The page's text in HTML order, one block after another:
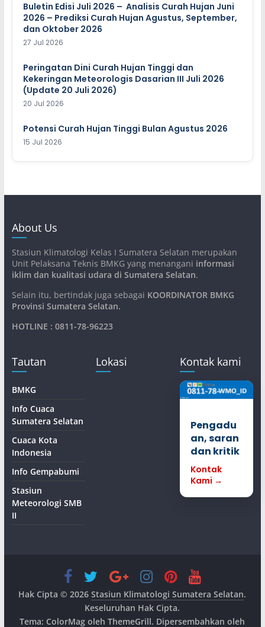
Buletin Edisi Juli 2026 – Analisis Curah Hujan Juni
2026 – Prediksi Curah Hujan Agustus, September,
dan Oktober 2026
27 Jul 2026
Peringatan Dini Curah Hujan Tinggi dan
Kekeringan Meteorologis Dasarian III Juli 2026
(Update 20 Juli 2026)
20 Jul 2026
Potensi Curah Hujan Tinggi Bulan Agustus 2026
15 Jul 2026
About Us
Stasiun Klimatologi Kelas I Sumatera Selatan merupakan
Unit Pelaksana Teknis BMKG yang menangani informasi
iklim dan kualitasi udara di Sumatera Selatan.
Selain itu, bertindak juga sebagai KOORDINATOR BMKG
Provinsi Sumatera Selatan.
HOTLINE : 0811-78-96223
Tautan
BMKG
Info Cuaca
Sumatera Selatan
Cuaca Kota
Indonesia
Info Gempabumi
Stasiun
Meteorologi SMB
II
Lokasi Kontak kami
Pengadu
an, saran
dan kritik
Kontak
Kami →
Hak Cipta © 2026Stasiun Klimatologi Sumatera Selatan.
Keseluruhan Hak Cipta.
Tema: ColorMag oleh ThemeGrill. Dipersembahkan oleh